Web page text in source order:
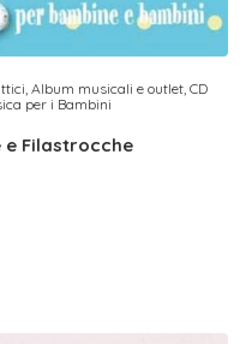
, Album musicali e outlet, CD
per i Bambini
e Filastrocche